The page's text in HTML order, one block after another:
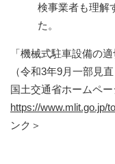
検事業者も理解
た。
「機械式駐車設備の
（令和3年9月一部見直
国土交通省ホームペー
https://www.mlit.go.jp/
ンク＞